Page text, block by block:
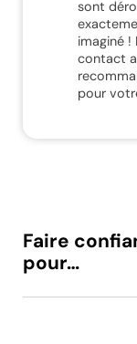
sont
imaginé !
contact
pour
Faire
pour…